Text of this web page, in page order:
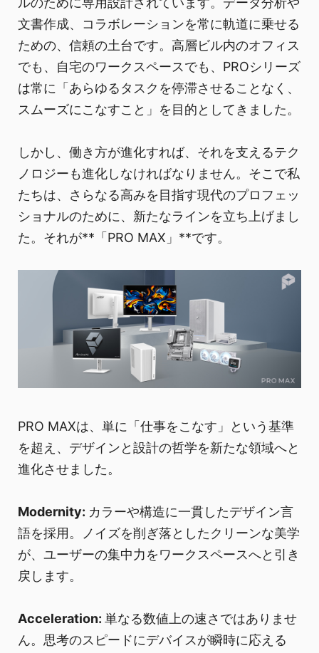
文書作成、コラボレーションを常に軌道に乗せる
ための、信頼の土台です。高層ビル内のオフィス
でも、自宅のワークスペースでも、PROシリーズ
は常に「あらゆるタスクを停滞させることなく、
スムーズにこなすこと」を目的としてきました。
しかし、働き方が進化すれば、それを支えるテク
ノロジーも進化しなければなりません。そこで私
たちは、さらなる高みを目指す現代のプロフェッ
ショナルのために、新たなラインを立ち上げまし
た。それが**「PRO MAX」**です。
PRO MAXは、単に「仕事をこなす」という基準
を超え、デザインと設計の哲学を新たな領域へと
進化させました。
Modernity: カラーや構造に一貫したデザイン言
語を採用。ノイズを削ぎ落としたクリーンな美学
が、ユーザーの集中力をワークスペースへと引き
戻します。
Acceleration: 単なる数値上の速さではありませ
ん。思考のスピードにデバイスが瞬時に応える